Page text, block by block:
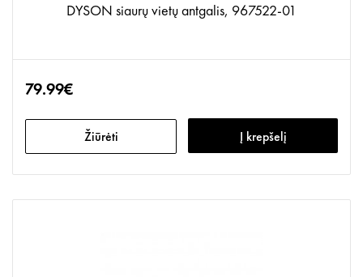
DYSON siaurų vietų antgalis, 967522-01
79.99€
Žiūrėti Į krepšelį